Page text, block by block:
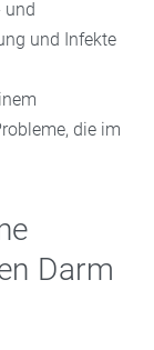
und
und Infekte
die im
Darm